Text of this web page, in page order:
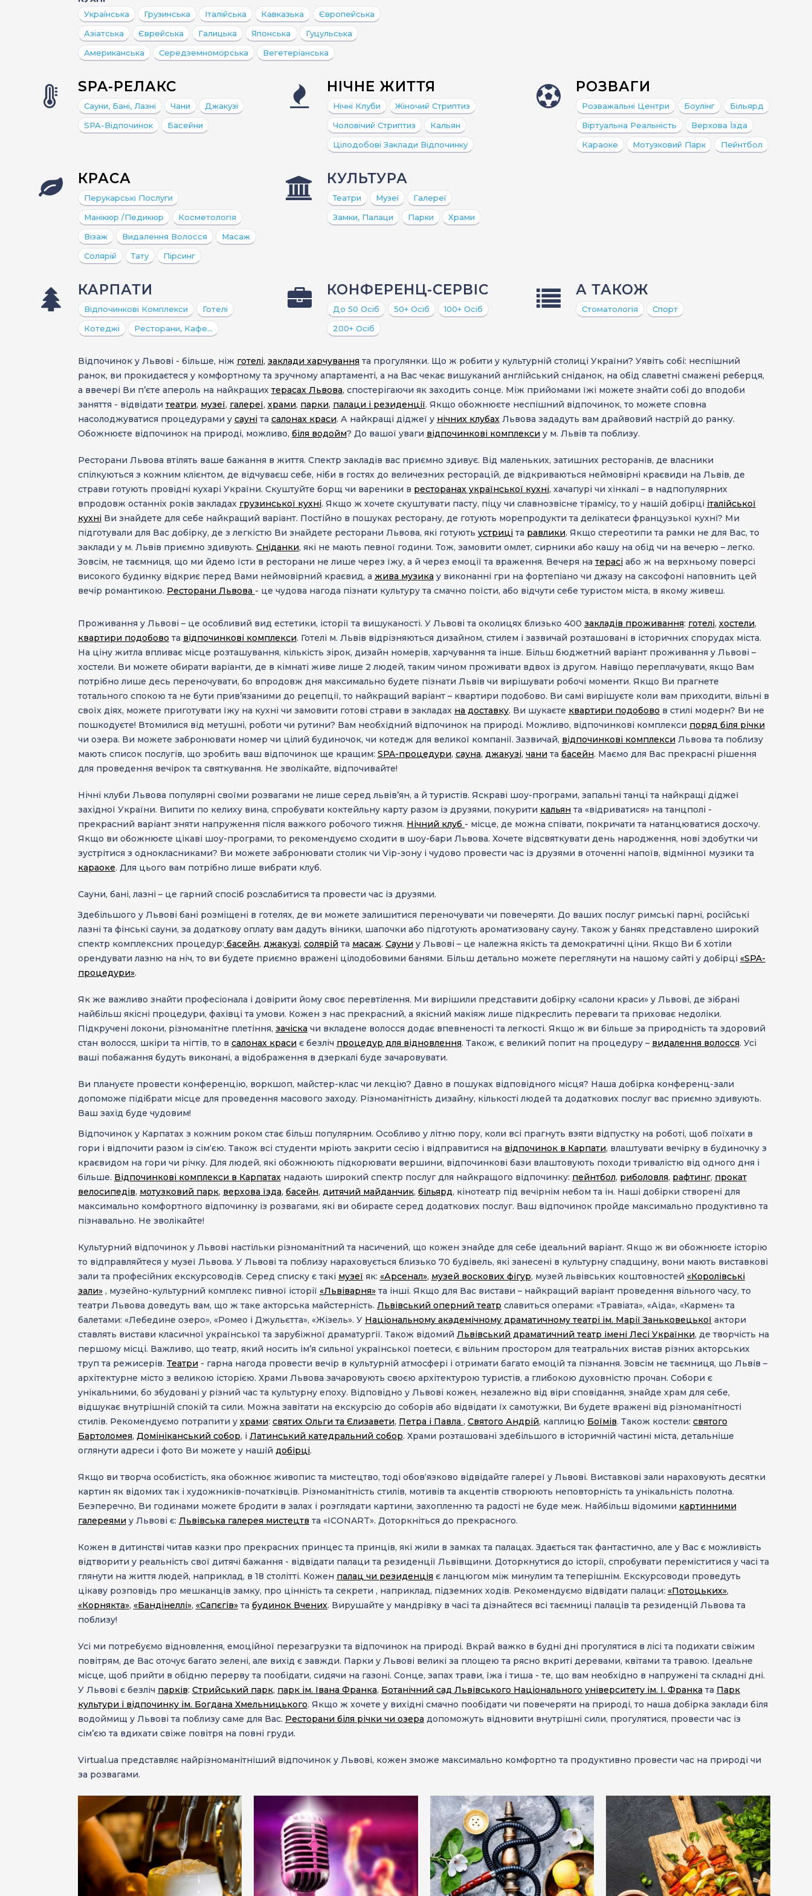
Українська Грузинська Італійська Кавказька
Європейська
Азіатська
Єврейська Галицька Японська
Гуцульська
Американська
Середземноморська Вегетеріанська
SPA-РЕЛАКС
Сауни, Бані, Лазні Чани
Джакузі
SPA-Відпочинок
Басейни
НІЧНЕ ЖИТТЯ
Нічні Клуби
Жіночий Стриптиз
Чоловічий Стриптиз
Кальян
Цілодобові Заклади Відпочинку
РОЗВАГИ
Розважальні Центри Боулінг
Більярд
Віртуальна Реальність
Верхова Їзда
Караоке
Мотузковий Парк Пейнтбол
КРАСА
Перукарські Послуги
Манікюр /педикюр
Косметологія
Візаж
Видалення Волосся
Масаж
Солярій
Тату Пірсинг
КУЛЬТУРА
Театри Музеї
Галереї
Замки, Палаци
Парки Храми
КАРПАТИ
Відпочинкові Комплекси
Готелі
Котеджі
Ресторани, Кафе…
КОНФЕРЕНЦ-СЕРВІС
До 50 Осіб 50+ Осіб
100+ Осіб
200+ Осіб
А ТАКОЖ
Стоматологія Спорт
Відпочинок у Львові - більше, ніж готелі, заклади харчування та прогулянки. Що ж робити у культурній столиці України? Уявіть собі: неспішний
ранок, ви прокидаєтеся у комфортному та зручному апартаменті, а на Вас чекає вишуканий англійський сніданок, на обід славетні смажені реберця,
а ввечері Ви п’єте апероль на найкращих терасах Львова, спостерігаючи як заходить сонце. Між прийомами їжі можете знайти собі до вподоби
заняття - відвідати театри, музеї, галереї, храми, парки, палаци і резиденції. Якщо обожнюєте неспішний відпочинок, то можете сповна
насолоджуватися процедурами у сауні та салонах краси. А найкращі діджеї у нічних клубахЛьвова зададуть вам драйвовий настрій до ранку.
Обожнюєте відпочинок на природі, можливо, біля водойм? До вашої уваги відпочинкові комплекси у м. Львів та поблизу.
Ресторани Львова втілять ваше бажання в життя. Спектр закладів вас приємно здивує. Від маленьких, затишних ресторанів, де власники
спілкуються з кожним клієнтом, де відчуваєш себе, ніби в гостях до величезних ресторацій, де відкриваються неймовірні краєвиди на Львів, де
страви готують провідні кухарі України. Скуштуйте борщ чи вареники в ресторанах української кухні, хачапурі чи хінкалі – в надпопулярних
впродовж останніх років закладах грузинської кухні. Якщо ж хочете скуштувати пасту, піцу чи славнозвісне тірамісу, то у нашій добірці італійської
кухні Ви знайдете для себе найкращий варіант. Постійно в пошуках ресторану, де готують морепродукти та делікатеси французької кухні? Ми
підготували для Вас добірку, де з легкістю Ви знайдете ресторани Львова, які готують устриці та равлики. Якщо стереотипи та рамки не для Вас, то
заклади у м. Львів приємно здивують. Сніданки, які не мають певної години. Тож, замовити омлет, сирники або кашу на обід чи на вечерю – легко.
Зовсім, не таємниця, що ми йдемо їсти в ресторани не лише через їжу, а й через емоції та враження. Вечеря на терасі або ж на верхньому поверсі
високого будинку відкриє перед Вами неймовірний краєвид, а жива музика у виконанні гри на фортепіано чи джазу на саксофоні наповнить цей
вечір романтикою. Ресторани Львова - це чудова нагода пізнати культуру та смачно поїсти, або відчути себе туристом міста, в якому живеш.
Проживання у Львові – це особливий вид естетики, історії та вишуканості. У Львові та околицях близько 400 закладів проживання: готелі, хостели,
квартири подобово та відпочинкові комплекси. Готелі м. Львів відрізняються дизайном, стилем і зазвичай розташовані в історичних спорудах міста.
На ціну житла впливає місце розташування, кількість зірок, дизайн номерів, харчування та інше. Більш бюджетний варіант проживання у Львові –
хостели. Ви можете обирати варіанти, де в кімнаті живе лише 2 людей, таким чином проживати вдвох із другом. Навіщо переплачувати, якщо Вам
потрібно лише десь переночувати, бо впродовж дня максимально будете пізнати Львів чи вирішувати робочі моменти. Якщо Ви прагнете
тотального спокою та не бути прив’язаними до рецепції, то найкращий варіант – квартири подобово. Ви самі вирішуєте коли вам приходити, вільні в
своїх діях, можете приготувати їжу на кухні чи замовити готові страви в закладах на доставку. Ви шукаєте квартири подобово в стилі модерн? Ви не
пошкодуєте! Втомилися від метушні, роботи чи рутини? Вам необхідний відпочинок на природі. Можливо, відпочинкові комплекси поряд біля річки
чи озера. Ви можете забронювати номер чи цілий будиночок, чи котедж для великої компанії. Зазвичай, відпочинкові комплекси Львова та поблизу
мають список послугів, що зробить ваш відпочинок ще кращим: SPA-процедури, сауна, джакузі, чани та басейн. Маємо для Вас прекрасні рішення
для проведення вечірок та святкування. Не зволікайте, відпочивайте!
Нічні клуби Львова популярні своїми розвагами не лише серед львів’ян, а й туристів. Яскраві шоу-програми, запальні танці та найкращі діджеї
західної України. Випити по келиху вина, спробувати коктейльну карту разом із друзями, покурити кальян та «відриватися» на танцполі -
прекрасний варіант зняти напруження після важкого робочого тижня. Нічний клуб - місце, де можна співати, покричати та натанцюватися досхочу.
Якщо ви обожнюєте цікаві шоу-програми, то рекомендуємо сходити в шоу-бари Львова. Хочете відсвяткувати день народження, нові здобутки чи
зустрітися з однокласниками? Ви можете забронювати столик чи Vip-зону і чудово провести час із друзями в оточенні напоїв, відмінної музики та
караоке. Для цього вам потрібно лише вибрати клуб.
Сауни, бані, лазні – це гарний спосіб розслабитися та провести час із друзями.
Здебільшого у Львові бані розміщені в готелях, де ви можете залишитися переночувати чи повечеряти. До ваших послуг римські парні, російські
лазні та фінські сауни, за додаткову оплату вам дадуть віники, шапочки або підготують ароматизовану сауну. Також у банях представлено широкий
спектр комплексних процедур: басейн, джакузі, солярій та масаж. Сауни у Львові – це належна якість та демократичні ціни. Якщо Ви б хотіли
орендувати лазню на ніч, то ви будете приємно вражені цілодобовими банями. Більш детально можете переглянути на нашому сайті у добірці «SPA-
процедури».
Як же важливо знайти професіонала і довірити йому своє перевтілення. Ми вирішили представити добірку «салони краси»у Львові, де зібрані
найбільш якісні процедури, фахівці та умови. Кожен з нас прекрасний, а якісний макіяж лише підкреслить переваги та приховає недоліки.
Підкручені локони, різноманітне плетіння, зачіска чи вкладене волосся додає впевненості та легкості. Якщо ж ви більше за природність та здоровий
стан волосся, шкіри та нігтів, то в салонах краси є безліч процедур для відновлення. Також, є великий попит на процедуру – видалення волосся. Усі
ваші побажання будуть виконані, а відображення в дзеркалі буде зачаровувати.
Ви плануєте провести конференцію, воркшоп, майстер-клас чи лекцію? Давно в пошуках відповідного місця? Наша добірка конференц-зали
допоможе підібрати місце для проведення масового заходу. Різноманітність дизайну, кількості людей та додаткових послуг вас приємно здивують.
Ваш захід буде чудовим!
Відпочинок у Карпатахз кожним роком стає більш популярним. Особливо у літню пору, коли всі прагнуть взяти відпустку на роботі, щоб поїхати в
гори і відпочити разом із сім‘єю. Також всі студенти мріють закрити сесію і відправитися на відпочинок в Карпати, влаштувати вечірку в будиночку з
краєвидом на гори чи річку. Для людей, які обожнюють підкорювати вершини, відпочинкові бази влаштовують походи тривалістю від одного дня і
більше. Відпочинкові комплекси в Карпатахнадають широкий спектр послуг для найкращого відпочинку: пейнтбол, риболовля, рафтинг, прокат
велосипедів, мотузковий парк, верхова їзда, басейн, дитячий майданчик, більярд, кінотеатр під вечірнім небом та ін. Наші добірки створені для
максимально комфортного відпочинку із розвагами, які ви обираєте серед додаткових послуг. Ваш відпочинок пройде максимально продуктивно та
пізнавально. Не зволікайте!
Культурний відпочинок у Львові настільки різноманітний та насичений, що кожен знайде для себе ідеальний варіант. Якщо ж ви обожнюєте історію
то відправляйтеся у музеї Львова. У Львові та поблизу нараховується близько 70 будівель, які занесені в культурну спадщину, вони мають виставкові
зали та професійних екскурсоводів. Серед списку є такі музеї як: «Арсенал», музей воскових фігур, музей львівських коштовностей «Королівські
зали», музейно-культурний комплекс пивної історії «Львіварня»та інші. Якщо для Вас вистави – найкращий варіант проведення вільного часу, то
театри Львова доведуть вам, що ж таке акторська майстерність. Львівський оперний театр славиться операми: «Травіата», «Аіда», «Кармен» та
балетами: «Лебедине озеро», «Ромео і Джульєтта», «Жізель». У Національному академічному драматичному театрі ім. Марії Заньковецької актори
ставлять вистави класичної української та зарубіжної драматургії. Також відомий Львівський драматичний театр імені Лесі Українки, де творчість на
першому місці. Важливо, що театр, який носить ім’я сильної української поетеси, є вільним простором для театральних вистав різних акторських
труп та режисерів. Театри - гарна нагода провести вечір в культурній атмосфері і отримати багато емоцій та пізнання. Зовсім не таємниця, що Львів –
архітектурне місто з великою історією. Храми Львова зачаровують своєю архітектурою туристів, а глибокою духовністю прочан. Собори є
унікальними, бо збудовані у різний час та культурну епоху. Відповідно у Львові кожен, незалежно від віри сповідання, знайде храм для себе,
відшукає внутрішній спокій та сили. Можна завітати на екскурсію до соборів або відвідати їх самотужки, Ви будете вражені від різноманітності
стилів. Рекомендуємо потрапити у храми: святих Ольги та Єлизавети, Петра і Павла , Святого Андрій, каплицю Боїмів. Також костели: святого
Бартоломея, Домініканський собор, і Латинський катедральний собор. Храми розташовані здебільшого в історичній частині міста, детальніше
оглянути адреси і фото Ви можете у нашій добірці.
Якщо ви творча особистість, яка обожнює живопис та мистецтво, тоді обов‘язково відвідайте галереї у Львові. Виставкові зали нараховують десятки
картин як відомих так і художників-початківців. Різноманітність стилів, мотивів та акцентів створюють неповторність та унікальність полотна.
Безперечно, Ви годинами можете бродити в залах і розглядати картини, захопленню та радості не буде меж. Найбільш відомими картинними
галереями у Львові є: Львівська галерея мистецтв та «ICONART». Доторкніться до прекрасного.
Кожен в дитинстві читав казки про прекрасних принцес та принців, які жили в замках та палацах. Здається так фантастично, але у Вас є можливість
відтворити у реальність свої дитячі бажання - відвідати палаци та резиденції Львівщини. Доторкнутися до історії, спробувати переміститися у часі та
глянути на життя людей, наприклад, в 18 столітті. Кожен палац чи резиденція є ланцюгом між минулим та теперішнім. Екскурсоводи проведуть
цікаву розповідь про мешканців замку, про цінність та секрети , наприклад, підземних ходів. Рекомендуємо відвідати палаци: «Потоцьких»,
«Корнякта», «Бандінеллі», «Сапєгів»та будинок Вчених. Вирушайте у мандрівку в часі та дізнайтеся всі таємниці палаців та резиденцій Львова та
поблизу!
Усі ми потребуємо відновлення, емоційної перезагрузки та відпочинок на природі. Вкрай важко в будні дні прогулятися в лісі та подихати свіжим
повітрям, де Вас оточує багато зелені, але вихід є завжди. Парки у Львові великі за площею та рясно вкриті деревами, квітами та травою. Ідеальне
місце, щоб прийти в обідню перерву та пообідати, сидячи на газоні. Сонце, запах трави, їжа і тиша - те, що вам необхідно в напружені та складні дні.
У Львові є безліч парків: Стрийський парк, парк ім. Івана Франка, Ботанічний сад Львівського Національного університету ім. І. Франка та Парк
культури і відпочинку ім. Богдана Хмельницького. Якщо ж хочете у вихідні смачно пообідати чи повечеряти на природі, то наша добірка заклади біля
водоймищ у Львові та поблизу саме для Вас. Ресторани біля річки чи озера допоможуть відновити внутрішні сили, прогулятися, провести час із
сім’єю та вдихати свіже повітря на повні груди.
Virtual.ua представляє найрізноманітніший відпочинок у Львові, кожен зможе максимально комфортно та продуктивно провести час на природі чи
за розвагами.
Пицца
гриль)
Стейки
Улитки
Устрицы